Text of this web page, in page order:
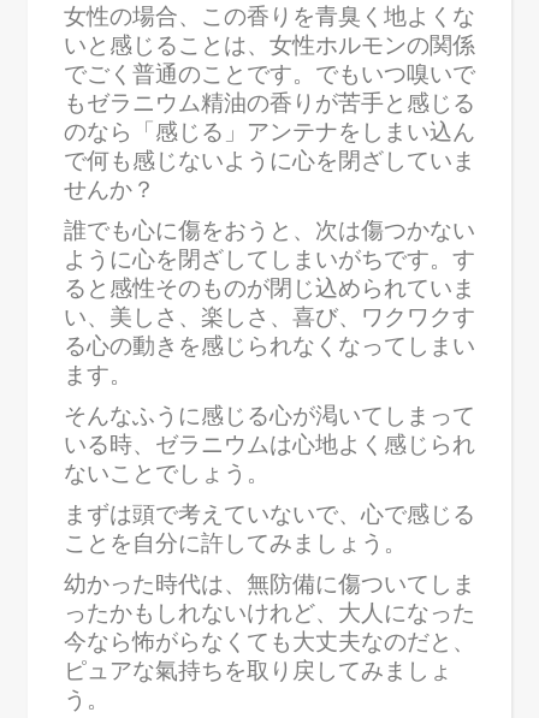
女性の場合、この香りを青臭く地よくな
いと感じることは、女性ホルモンの関係
でごく普通のことです。でもいつ嗅いで
もゼラニウム精油の香りが苦手と感じる
のなら「感じる」アンテナをしまい込ん
で何も感じないように心を閉ざしていま
せんか？
誰でも心に傷をおうと、次は傷つかない
ように心を閉ざしてしまいがちです。す
ると感性そのものが閉じ込められていま
い、美しさ、楽しさ、喜び、ワクワクす
る心の動きを感じられなくなってしまい
ます。
そんなふうに感じる心が渇いてしまって
いる時、ゼラニウムは心地よく感じられ
ないことでしょう。
まずは頭で考えていないで、心で感じる
ことを自分に許してみましょう。
幼かった時代は、無防備に傷ついてしま
ったかもしれないけれど、大人になった
今なら怖がらなくても大丈夫なのだと、
ピュアな氣持ちを取り戻してみましょ
う。